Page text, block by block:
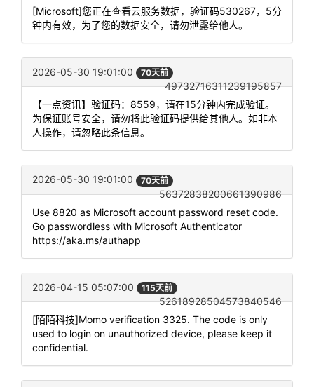
[Microsoft]您正在查看云服务数据，验证码530267，5分
钟内有效，为了您的数据安全，请勿泄露给他人。
2026-05-30 19:01:00 70天前
49732716311239195857
【一点资讯】验证码：8559，请在15分钟内完成验证。
为保证账号安全，请勿将此验证码提供给其他人。如非本
人操作，请忽略此条信息。
2026-05-30 19:01:00 70天前
56372838200661390986
Use 8820 as Microsoft account password reset code.
Go passwordless with Microsoft Authenticator
https://aka.ms/authapp
2026-04-15 05:07:00 115天前
52618928504573840546
[陌陌科技]Momo verification 3325. The code is only
used to login on unauthorized device, please keep it
confidential.